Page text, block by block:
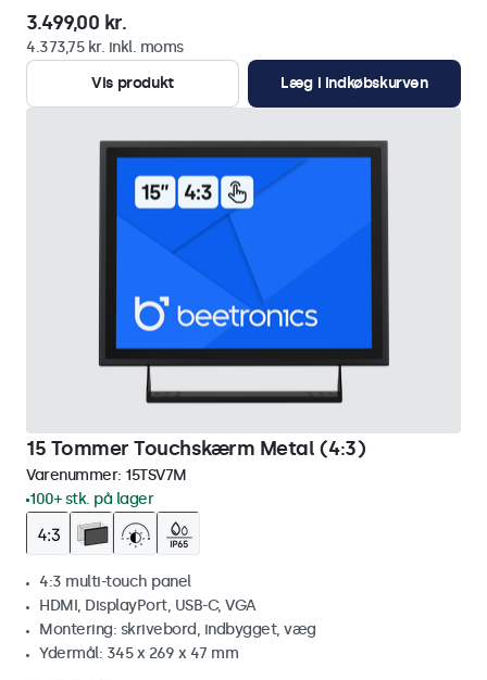
3.499,00 kr.
4.373,75 kr. inkl. moms
Vis produkt
Læg i indkøbskurven
15 Tommer Touchskærm Metal (4:3)
Varenummer: 15TSV7M
100+ stk. på lager
4:3 multi-touch panel
HDMI, DisplayPort, USB-C, VGA
Montering: skrivebord, indbygget, væg
Ydermål: 345 x 269 x 47 mm